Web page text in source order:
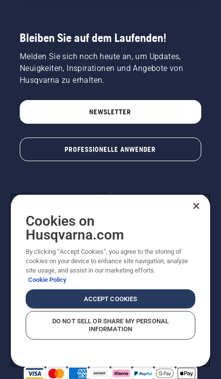
Bleiben Sie auf dem Laufenden!
Melden Sie sich noch heute an, um Updates,
Neuigkeiten, Inspirationen und Angebote von
Husqvarna zu erhalten.
NEWSLETTER
PROFESSIONELLE ANWENDER
© Husqvarna® AB (publ). Alle Rechte vorbehalten. Die
Preisangaben sind unverbindliche Preisempfehlungen
von Husqvarna Schweiz AG an den teilnehmenden
Fachhandel, Preise in CHF inklusive 8,1% MWST und
unverbindliche Preisempfehlungen (inkl. MwSt), es sei
denn sie sind für den direkten Kauf verfügbar.
Cookie-RichtlinieNutzungsbedingungen Datenschutzerklärung
Vermutete Verstöße melden
Cookies on
Husqvarna.com
By clicking “Accept Cookies”, you agree to the storing of
cookies on your device to enhance site navigation, analyze
site usage, and assist in our marketing efforts.
Cookie Policy
ACCEPT COOKIES
DO NOT SELL OR SHARE MY PERSONAL
INFORMATION